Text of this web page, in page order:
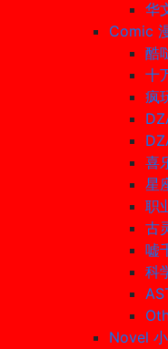
华
Comic
酷
十
疯
喜
星
职
古
嘘
科
Novel